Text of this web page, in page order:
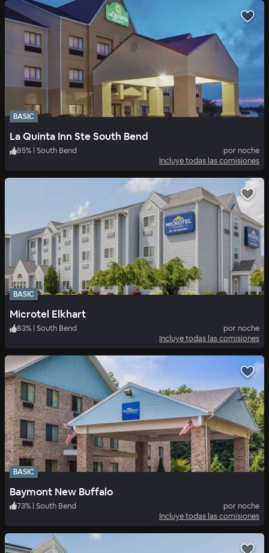
BASIC
La Quinta Inn Ste South Bend
85% | South Bend
por noche
Incluye todas las comisiones
BASIC
Microtel Elkhart
83% | South Bend
por noche
Incluye todas las comisiones
BASIC
Baymont New Buffalo
73% | South Bend
por noche
Incluye todas las comisiones